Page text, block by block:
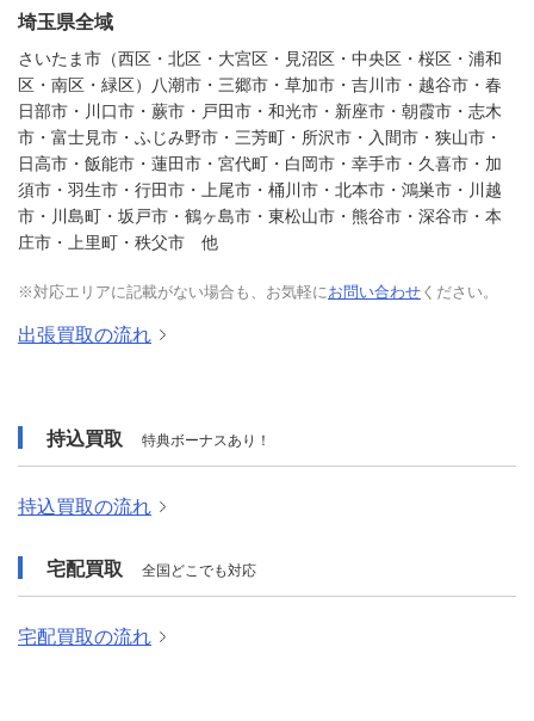
埼玉県全域
さいたま市（西区・北区・大宮区・見沼区・中央区・桜区・浦和
区・南区・緑区）八潮市・三郷市・草加市・吉川市・越谷市・春
日部市・川口市・蕨市・戸田市・和光市・新座市・朝霞市・志木
市・富士見市・ふじみ野市・三芳町・所沢市・入間市・狭山市・
日高市・飯能市・蓮田市・宮代町・白岡市・幸手市・久喜市・加
須市・羽生市・行田市・上尾市・桶川市・北本市・鴻巣市・川越
市・川島町・坂戸市・鶴ヶ島市・東松山市・熊谷市・深谷市・本
庄市・上里町・秩父市 他
※対応エリアに記載がない場合も、お気軽にお問い合わせください。
出張買取の流れ
持込買取 特典ボーナスあり！
持込買取の流れ
宅配買取 全国どこでも対応
宅配買取の流れ